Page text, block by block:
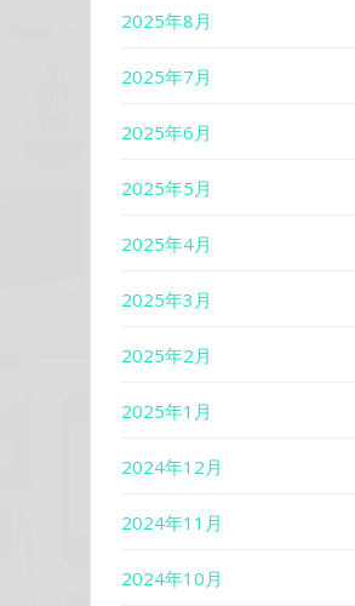
2025年8月
2025年7月
2025年6月
2025年5月
2025年4月
2025年3月
2025年2月
2025年1月
2024年12月
2024年11月
2024年10月